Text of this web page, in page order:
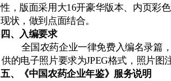
性，版面采用大16开豪华版本、内页彩
现状，做到点面结合。
四、入编要求
全国农药企业一律免费入编名录篇
供的电子照片要求为JPEG格式，照片图
五、《中国农药企业年鉴》服务说明